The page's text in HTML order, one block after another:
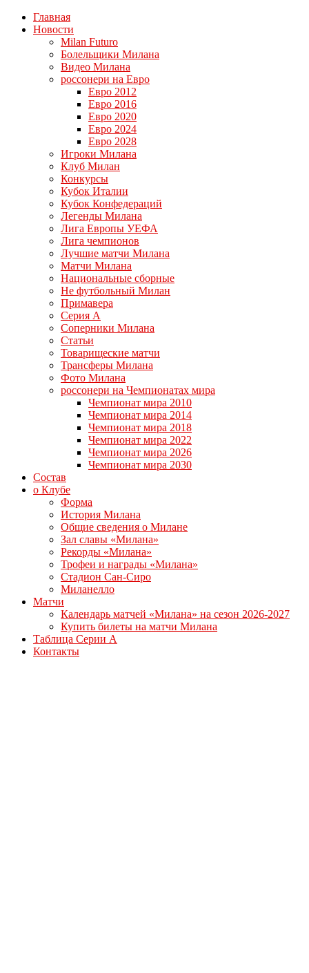
Главная
Новости
Milan Futuro
Болельщики Милана
Видео Милана
россонери на Евро
Евро 2012
Евро 2016
Евро 2020
Евро 2024
Евро 2028
Игроки Милана
Клуб Милан
Конкурсы
Кубок Италии
Кубок Конфедераций
Легенды Милана
Лига Европы УЕФА
Лига чемпионов
Лучшие матчи Милана
Матчи Милана
Национальные сборные
Не футбольный Милан
Примавера
Серия А
Соперники Милана
Статьи
Товарищеские матчи
Трансферы Милана
Фото Милана
россонери на Чемпионатах мира
Чемпионат мира 2010
Чемпионат мира 2014
Чемпионат мира 2018
Чемпионат мира 2022
Чемпионат мира 2026
Чемпионат мира 2030
Состав
о Клубе
Форма
История Милана
Общие сведения о Милане
Зал славы «Милана»
Рекорды «Милана»
Трофеи и награды «Милана»
Стадион Сан-Сиро
Миланелло
Матчи
Календарь матчей «Милана» на сезон 2026-2027
Купить билеты на матчи Милана
Таблица Серии А
Контакты